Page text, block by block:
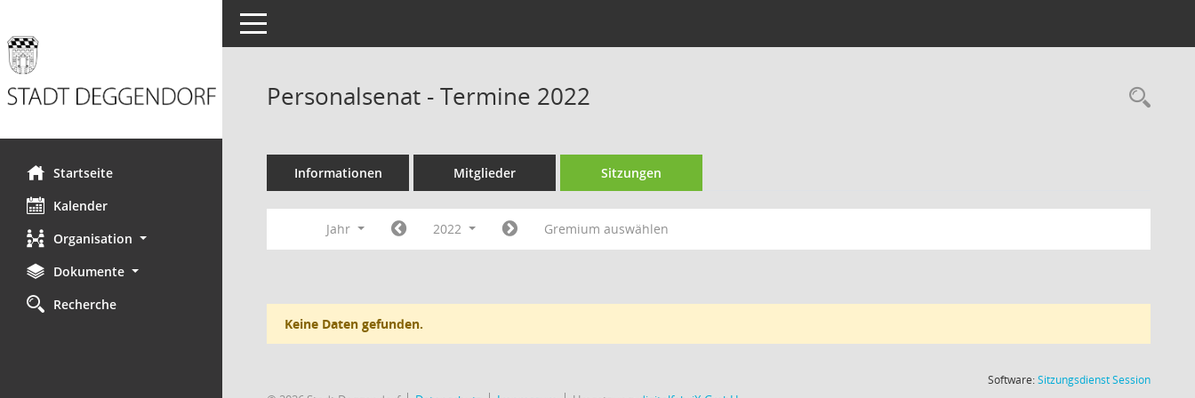
Startseite
Kalender
Organisation
Dokumente
Recherche
Toggle navigation
Personalsenat - Termine 2022
Informationen Mitglieder Sitzungen
Jahr 2022 Gremium auswählen
Keine Daten gefunden.
Software:SitzungsdienstSession(Wird in